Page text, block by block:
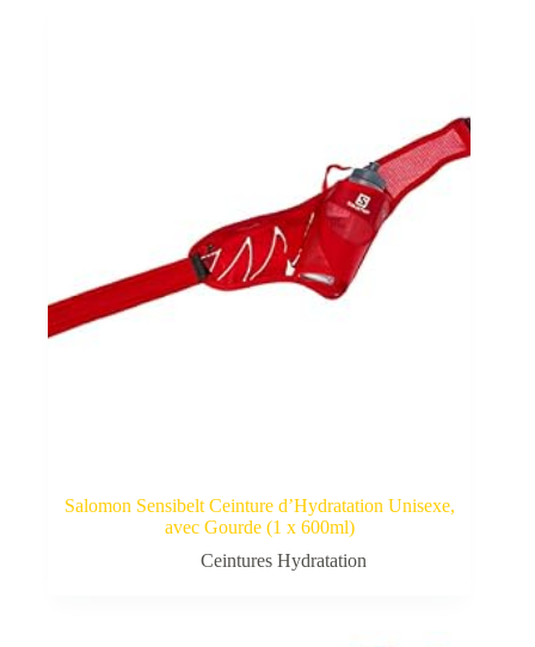
Salomon Sensibelt Ceinture d’Hydratation Unisexe,
avec Gourde (1 x 600ml)
Ceintures Hydratation